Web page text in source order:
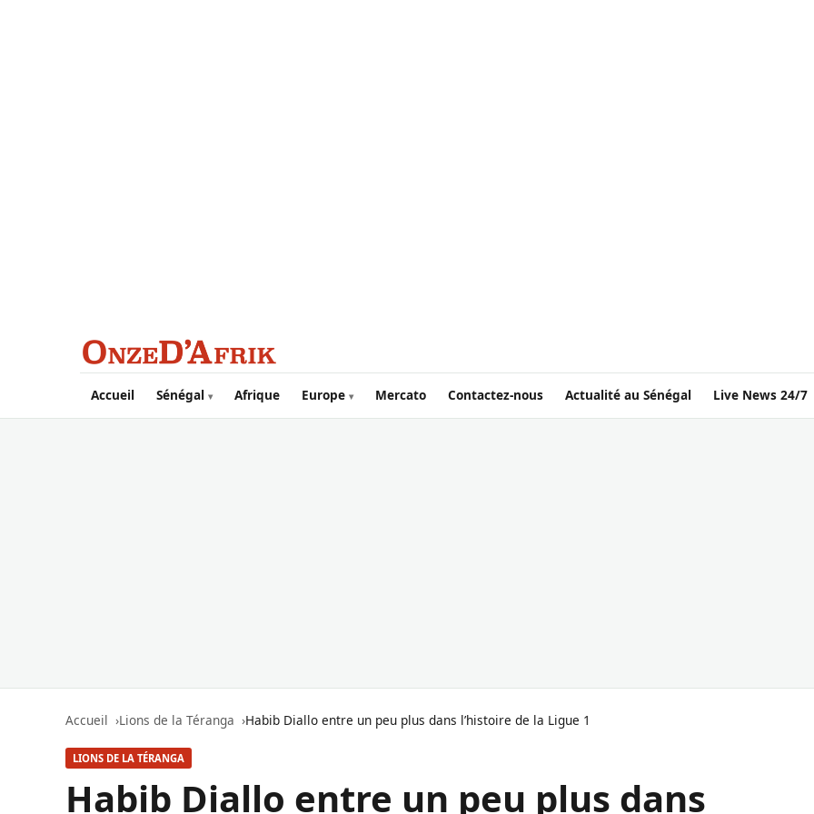
Aller au contenu principal
Accueil Sénégal Afrique Europe Mercato Contactez-nous Actualité au Sénégal Live News 24/7
Accueil Lions de la Téranga Habib Diallo entre un peu plus dans l’histoire de la Ligue 1
LIONS DE LA TÉRANGA
Habib Diallo entre un peu plus dans